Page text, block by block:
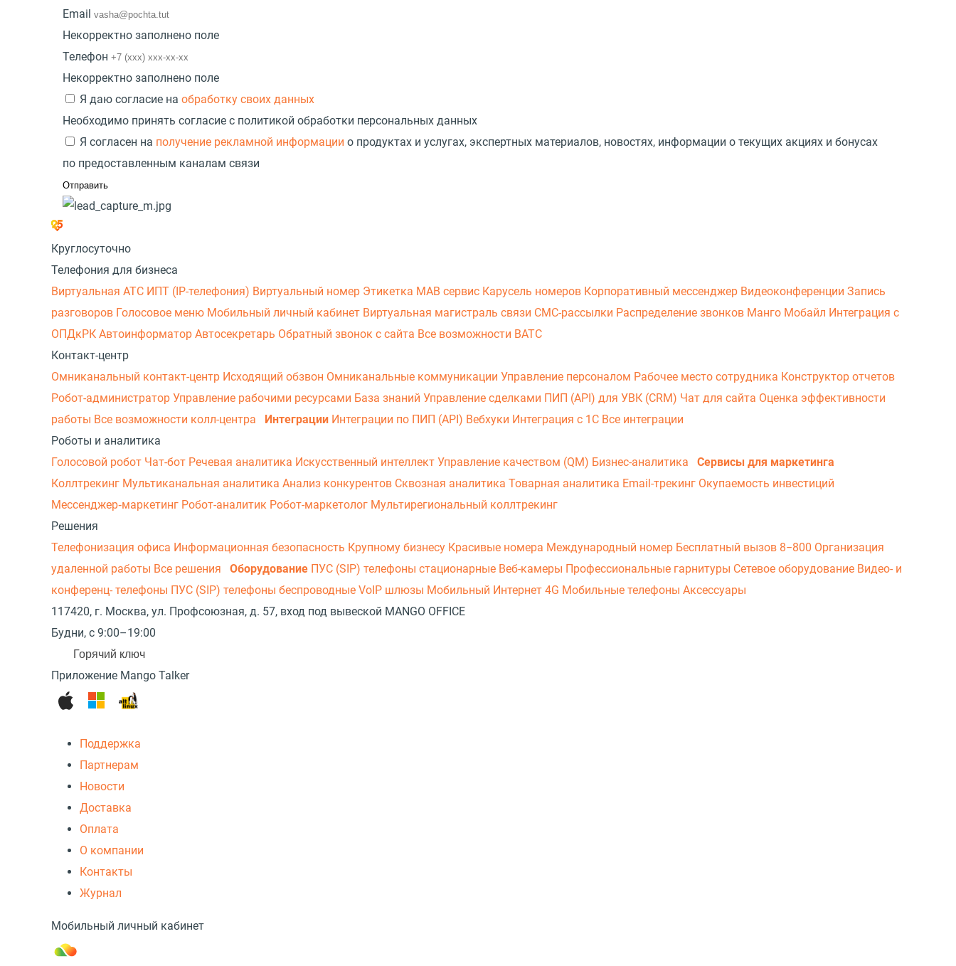
Email
Некорректно заполнено поле
Телефон
Некорректно заполнено поле
Я даю согласие на обработку своих данных
Необходимо принять согласие с политикой обработки персональных данных
Я согласен на получение рекламной информации о продуктах и услугах, экспертных материалов, новостях, информации о текущих акциях и бонусах
по предоставленным каналам связи
Круглосуточно
Телефония для бизнеса
Виртуальная АТС ИПТ (IP-телефония) Виртуальный номер Этикетка МАВ сервис Карусель номеров Корпоративный мессенджер Видеоконференции Запись
разговоров Голосовое меню Мобильный личный кабинет Виртуальная магистраль связи СМС-рассылки Распределение звонков Манго Мобайл Интеграция с
ОПДкРК Автоинформатор Автосекретарь Обратный звонок с сайта Все возможности ВАТС
Контакт-центр
Омниканальный контакт-центр Исходящий обзвон Омниканальные коммуникации Управление персоналом Рабочее место сотрудника Конструктор отчетов
Робот-администратор Управление рабочими ресурсами База знаний Управление сделками ПИП (API) для УВК (CRM) Чат для сайта Оценка эффективности
работы Все возможности колл-центра Интеграции Интеграции по ПИП (API) Вебхуки Интеграция с 1С Все интеграции
Роботы и аналитика
Голосовой робот Чат-бот Речевая аналитика Искусственный интеллект Управление качеством (QM) Бизнес-аналитика
Сервисы для маркетинга
Коллтрекинг Мультиканальная аналитика Анализ конкурентов Сквозная аналитика Товарная аналитика Email-трекинг Окупаемость инвестиций
Мессенджер‑маркетинг Робот-аналитик Робот-маркетолог Мультирегиональный коллтрекинг
Решения
Телефонизация офиса Информационная безопасность Крупному бизнесу Красивые номера Международный номер Бесплатный вызов 8−800 Организация
удаленной работы Все решения Оборудование ПУС (SIP) телефоны стационарные Веб-камеры Профессиональные гарнитуры Сетевое оборудование Видео- и
конференц- телефоны ПУС (SIP) телефоны беспроводные VoIP шлюзы Мобильный Интернет 4G Мобильные телефоны Аксессуары
117420, г. Москва, ул. Профсоюзная, д. 57, вход под вывеской MANGO OFFICE
Будни, с 9:00–19:00
Горячий ключ
Приложение Mango Talker
Поддержка
Партнерам
Новости
Доставка
Оплата
О компании
Контакты
Журнал
Мобильный личный кабинет